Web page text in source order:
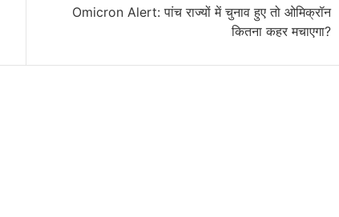
Omicron Alert: पांच राज्यों में चुनाव हुए तो ओमिक्रॉन
कितना कहर मचाएगा?